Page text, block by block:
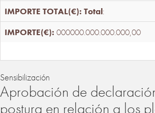
Total:
000000.000.000.000,00
Sensibilización
Aprobación de
postura en relación a los